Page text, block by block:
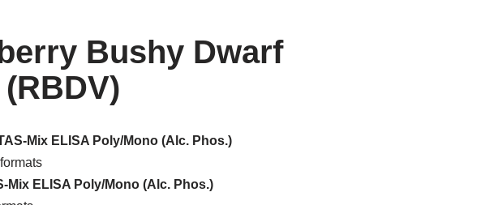
Bushy Dwarf
Mix ELISA Poly/Mono (Alc. Phos.)
Mix ELISA Poly/Mono (Alc. Phos.)